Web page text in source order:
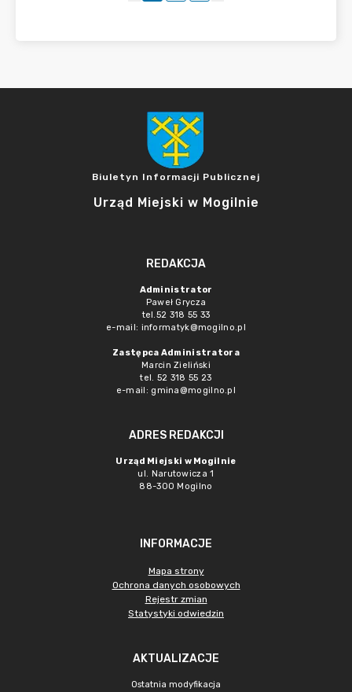
Biuletyn Informacji Publicznej
Urząd Miejski w Mogilnie
REDAKCJA
Administrator
Paweł Grycza
tel.52 318 55 33
e-mail: informatyk@mogilno.pl
Zastępca Administratora
Marcin Zieliński
tel. 52 318 55 23
e-mail: gmina@mogilno.pl
ADRES REDAKCJI
Urząd Miejski w Mogilnie
ul. Narutowicza 1
88-300 Mogilno
INFORMACJE
Mapa strony
Ochrona danych osobowych
Rejestr zmian
Statystyki odwiedzin
AKTUALIZACJE
Ostatnia modyfikacja